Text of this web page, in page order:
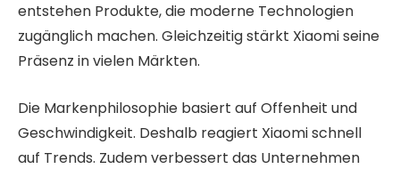
entstehen Produkte, die moderne Technologien
zugänglich machen. Gleichzeitig stärkt Xiaomi seine
Präsenz in vielen Märkten.
Die Markenphilosophie basiert auf Offenheit und
Geschwindigkeit. Deshalb reagiert Xiaomi schnell
auf Trends. Zudem verbessert das Unternehmen